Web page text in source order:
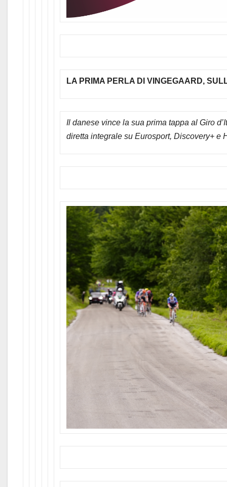
LA PRIMA PERLA DI VINGEGAARD,
Il danese vince la sua prima tappa al Giro
diretta integrale su Eurosport, Discovery+ e